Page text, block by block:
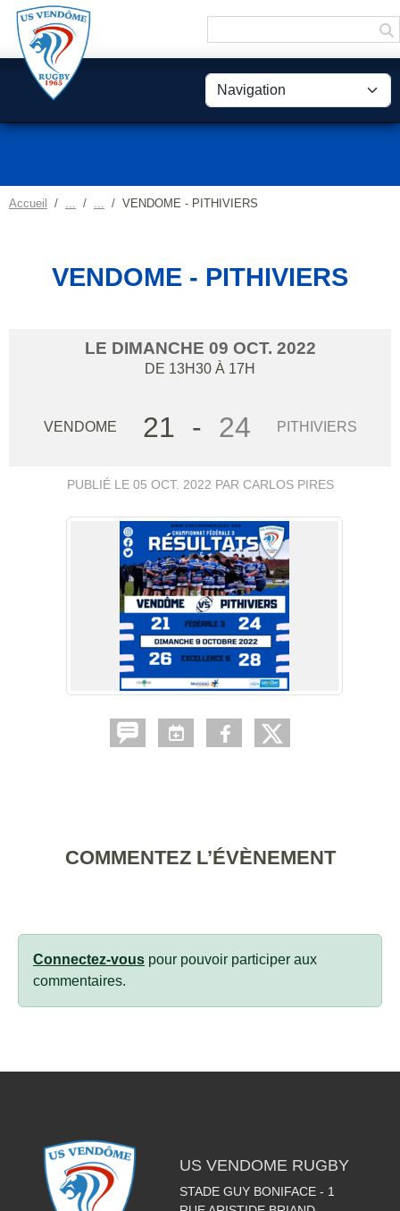
Accueil VENDOME - PITHIVIERS
VENDOME - PITHIVIERS
LE DIMANCHE 09 OCT. 2022
DE 13H30 À 17H
VENDOME 21 - 24 PITHIVIERS
PUBLIÉ LE 05 OCT. 2022 PAR CARLOS PIRES
COMMENTEZ L’ÉVÈNEMENT
Connectez-vous pour pouvoir participer aux
commentaires.
US VENDOME RUGBY
STADE GUY BONIFACE - 1
Panneau de gestion des cookies